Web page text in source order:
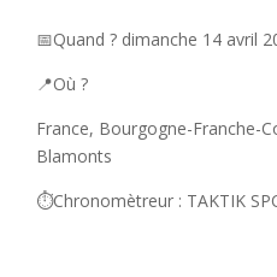
📅Quand ? dimanche 14 avril
📍Où ?
France, Bourgogne-Franche-
Blamonts
⏱️Chronomètreur : TAKTIK